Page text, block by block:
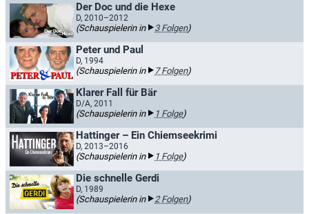
Der Doc und die Hexe
D, 2010–2012
(Schauspielerin in 3 Folgen)
Peter und Paul
D, 1994
(Schauspielerin in 7 Folgen)
Klarer Fall für Bär
D/A, 2011
(Schauspielerin in 1 Folge)
Hattinger – Ein Chiemseekrimi
D, 2013–2016
(Schauspielerin in 1 Folge)
Die schnelle Gerdi
D, 1989
(Schauspielerin in 2 Folgen)